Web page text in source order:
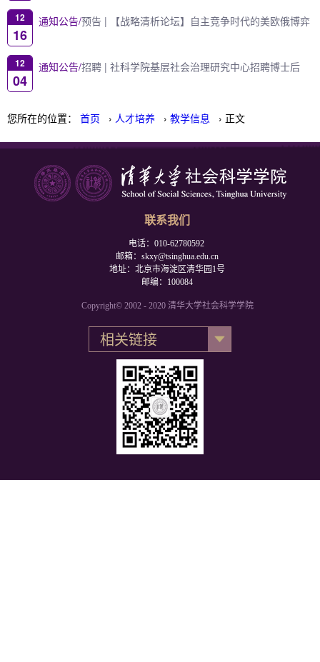
您所在的位置： 首页 › 人才培养 › 教学信息 › 正文
12
16
通知公告/预告 | 【战略清析论坛】自主竞争时代的美欧俄博弈
12
04
通知公告/招聘 | 社科学院基层社会治理研究中心招聘博士后
联系我们
电话：010-62780592
邮箱：skxy@tsinghua.edu.cn
地址：北京市海淀区清华园1号
邮编：100084
Copyright© 2002 - 2020 清华大学社会科学学院